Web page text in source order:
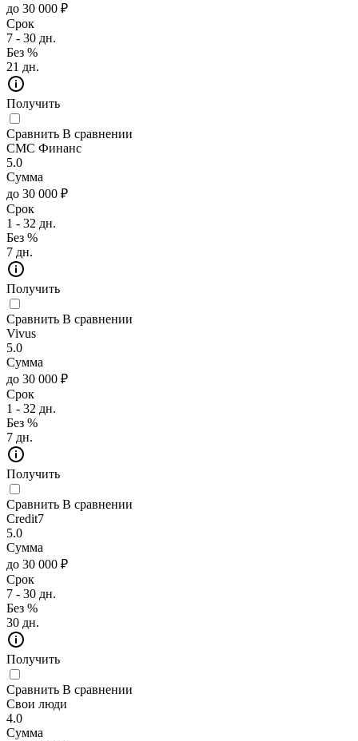
до 30 000 ₽
Срок
7 - 30 дн.
Без %
21 дн.
Получить
Сравнить В сравнении
СМС Финанс
5.0
Сумма
до 30 000 ₽
Срок
1 - 32 дн.
Без %
7 дн.
Получить
Сравнить В сравнении
Vivus
5.0
Сумма
до 30 000 ₽
Срок
1 - 32 дн.
Без %
7 дн.
Получить
Сравнить В сравнении
Credit7
5.0
Сумма
до 30 000 ₽
Срок
7 - 30 дн.
Без %
30 дн.
Получить
Сравнить В сравнении
Свои люди
4.0
Сумма